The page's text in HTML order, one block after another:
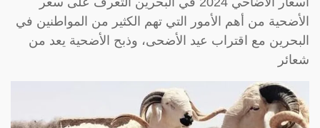
الأضحية من أهم الأمور التي تهم الكثير من المواطنين في
البحرين مع اقتراب عيد الأضحى، وذبح الأضحية يعد من
شعائر